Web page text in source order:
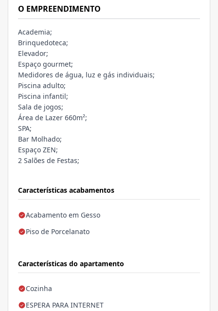
Características acabamentos
Acabamento em Gesso
Piso de Porcelanato
Características do apartamento
Cozinha
ESPERA PARA INTERNET
O EMPREENDIMENTO
Academia;
Brinquedoteca;
Elevador;
Espaço gourmet;
Medidores de água, luz e gás individuais;
Piscina adulto;
Piscina infantil;
Sala de jogos;
Área de Lazer 660m²;
SPA;
Bar Molhado;
Espaço ZEN;
2 Salões de Festas;